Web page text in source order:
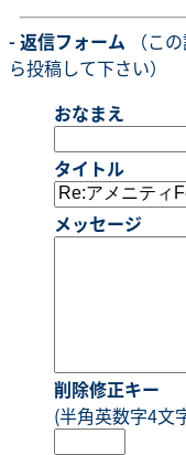
- 返信フォーム （こ
ら投稿して下さい）
おなまえ
タイトル
メッセージ
削除修正キー
(半角英数字4文